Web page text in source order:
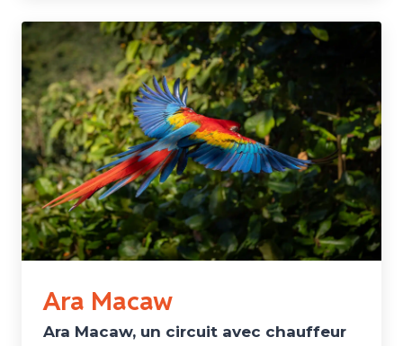
Ara Macaw
Ara Macaw, un circuit avec chauffeur